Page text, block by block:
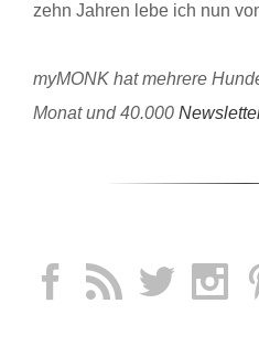
zehn Jahren lebe ich nun
myMONK hat mehrere
Monat und 40.000